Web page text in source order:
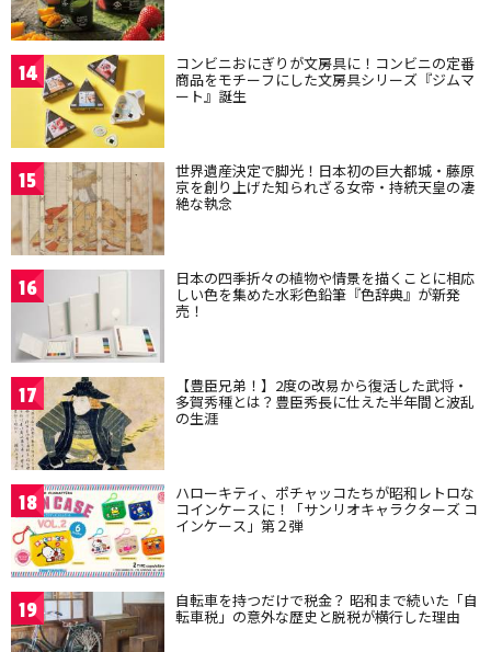
14 コンビニおにぎりが文房具に！コンビニの定番
商品をモチーフにした文房具シリーズ『ジムマ
ート』誕生
15 世界遺産決定で脚光！日本初の巨大都城・藤原
京を創り上げた知られざる女帝・持統天皇の凄
絶な執念
16 日本の四季折々の植物や情景を描くことに相応
しい色を集めた水彩色鉛筆『色辞典』が新発
売！
17 【豊臣兄弟！】2度の改易から復活した武将・
多賀秀種とは？豊臣秀長に仕えた半年間と波乱
の生涯
18 ハローキティ、ポチャッコたちが昭和レトロな
コインケースに！「サンリオキャラクターズ コ
インケース」第２弾
19 自転車を持つだけで税金？ 昭和まで続いた「自
転車税」の意外な歴史と脱税が横行した理由